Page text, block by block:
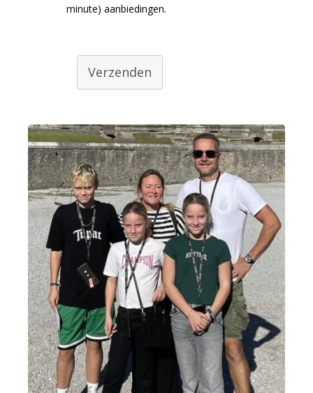
minute) aanbiedingen.
Verzenden